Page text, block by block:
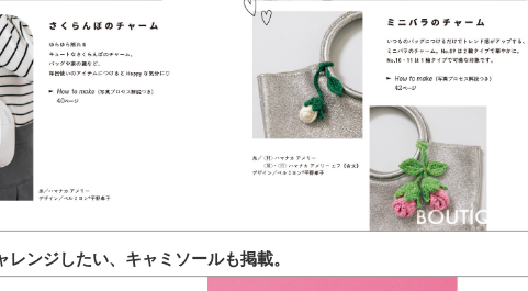
レンジしたい、キャミソールも掲載。